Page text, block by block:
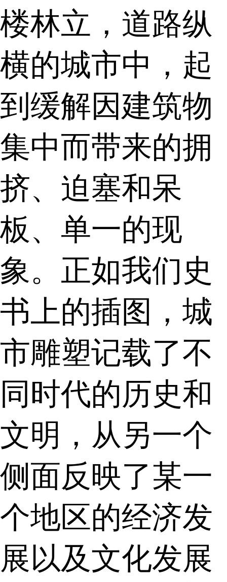
楼林立，道路纵
横的城市中，起
到缓解因建筑物
集中而带来的拥
挤、迫塞和呆
板、单一的现
象。正如我们史
书上的插图，城
市雕塑记载了不
同时代的历史和
文明，从另一个
侧面反映了某一
个地区的经济发
展以及文化发展